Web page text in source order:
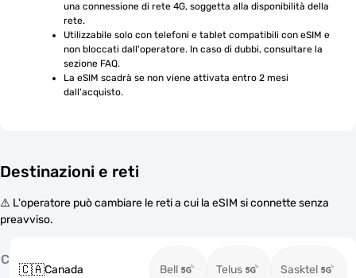
una connessione di rete 4G, soggetta alla disponibilità della
rete.
Utilizzabile solo con telefoni e tablet compatibili con eSIM e
non bloccati dall'operatore. In caso di dubbi, consultare la
sezione FAQ.
La eSIM scadrà se non viene attivata entro 2 mesi
dall'acquisto.
Destinazioni e reti
⚠️ L'operatore può cambiare le reti a cui la eSIM si connette senza
preavviso.
C
🇨🇦Canada Bell Telus Sasktel